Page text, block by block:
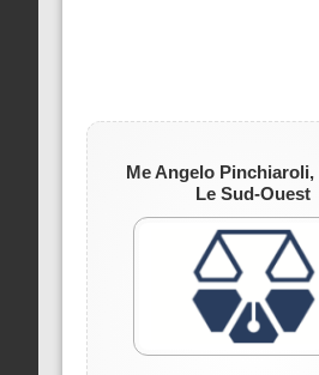
Me Angelo Pinchiaroli,
Le Sud-Ouest